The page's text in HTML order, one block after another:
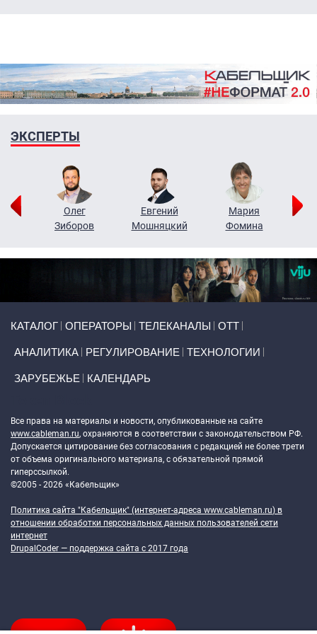
ЭКСПЕРТЫ
Олег
Зиборов
Евгений
Мошняцкий
Мария
Фомина
КАТАЛОГ ОПЕРАТОРЫ ТЕЛЕКАНАЛЫ ОТТ
АНАЛИТИКА РЕГУЛИРОВАНИЕ ТЕХНОЛОГИИ
ЗАРУБЕЖЬЕ КАЛЕНДАРЬ
Все права на материалы и новости, опубликованные на сайте
www.cableman.ru, охраняются в соответствии с законодательством РФ.
Допускается цитирование без согласования с редакцией не более трети
от объема оригинального материала, с обязательной прямой
гиперссылкой.
©2005 - 2026 «Кабельщик»
Политика сайта "Кабельщик" (интернет-адреса www.cableman.ru) в
отношении обработки персональных данных пользователей сети
интернет
DrupalCoder — поддержка сайта c 2017 года